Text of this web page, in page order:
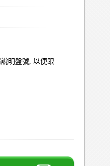
明盤號, 以便跟